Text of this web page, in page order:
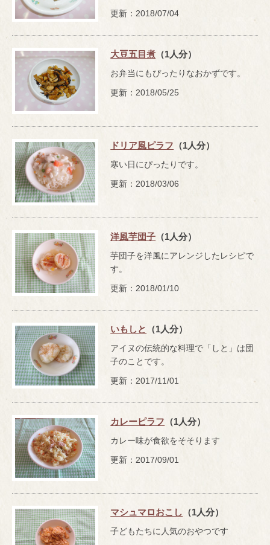
更新：2018/07/04
大豆五目煮 （1人分）
お弁当にもぴったりなおかずです。
更新：2018/05/25
ドリア風ピラフ （1人分）
寒い日にぴったりです。
更新：2018/03/06
洋風芋団子 （1人分）
芋団子を洋風にアレンジしたレシピで
す。
更新：2018/01/10
いもしと （1人分）
アイヌの伝統的な料理で「しと」は団
子のことです。
更新：2017/11/01
カレーピラフ （1人分）
カレー味が食欲をそそります
更新：2017/09/01
マシュマロおこし （1人分）
子どもたちに人気のおやつです